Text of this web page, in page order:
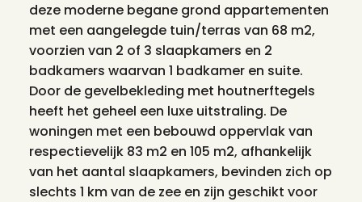
deze moderne begane grond appartementen
met een aangelegde tuin/terras van 68 m2,
voorzien van 2 of 3 slaapkamers en 2
badkamers waarvan 1 badkamer en suite.
Door de gevelbekleding met houtnerftegels
heeft het geheel een luxe uitstraling. De
woningen met een bebouwd oppervlak van
respectievelijk 83 m2 en 105 m2, afhankelijk
van het aantal slaapkamers, bevinden zich op
slechts 1 km van de zee en zijn geschikt voor